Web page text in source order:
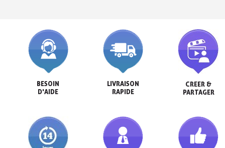
BESOIN
D'AIDE
LIVRAISON
RAPIDE
CREER &
PARTAGER